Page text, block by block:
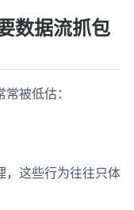
数据流抓包
被低估：
，这些行为往往只体